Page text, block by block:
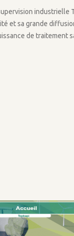
et sa grande
de traitement